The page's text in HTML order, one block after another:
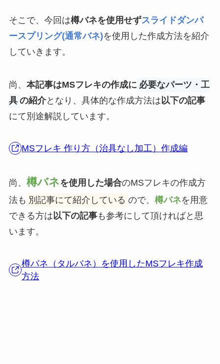
そこで、今回は樽バネを使用せずスライドダンパ
ースプリング(通常バネ)を使用した作成方法を紹介
していきます。
尚、 本記事はMSフレキの作成に 必要なパーツ・工
具 の紹介となり、具体的な作成方法は以下の記事
にて別途解説しています。
MSフレキ 作り方（治具なし加工）作成編
尚、 樽バネ を使用した場合のMSフレキの作成方
法も 別記事にて紹介している ので、 樽バネを用意
できる方は以下の記事も参考にして頂ければと思
います。
樽バネ（タルバネ）を使用したMSフレキ作成
方法